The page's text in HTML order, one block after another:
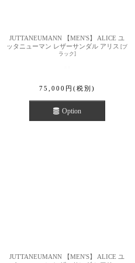
JUTTANEUMANN 【MEN'S】 ALICE ユ
ッタニューマン レザーサンダル アリス [ブ
ラック]
75,000 円 (税別)
Option
JUTTANEUMANN 【MEN'S】 ALICE ユ